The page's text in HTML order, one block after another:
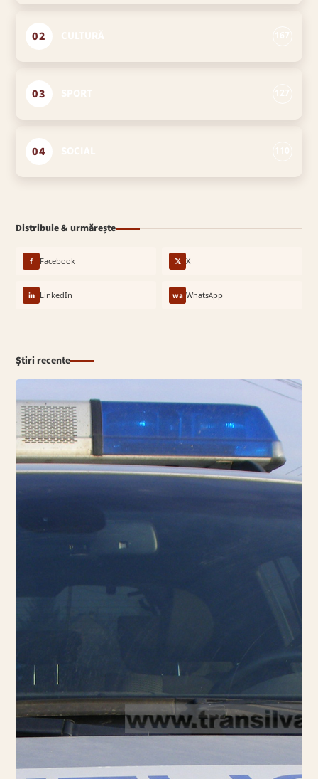
02
03
04
Distribuie & urmărește
f Facebook 𝕏 X
in LinkedIn wa WhatsApp
Știri recente